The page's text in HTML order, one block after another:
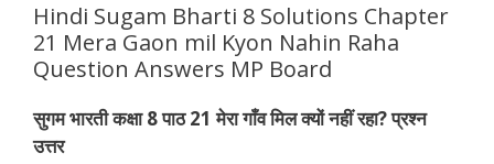
Hindi Sugam Bharti 8 Solutions Chapter
21 Mera Gaon mil Kyon Nahin Raha
Question Answers MP Board
सुगम भारती कक्षा 8 पाठ 21 मेरा गाँव मिल क्यों नहीं रहा? प्रश्न
उत्तर